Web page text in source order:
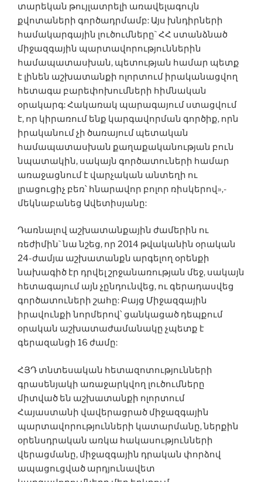
տարեկան թույլատրելի առավելագույն
քվոտաների գործադրմամբ: Այս խնդիրների
համակարգային լուծում­ները` ՀՀ ստանձնած
միջազգային պարտավորություններին
համապատասխան, պետության համար պետք
է լինեն աշխատանքի ոլորտում իրականացվող
հետագա բարեփոխում­ների հիմնական
օրակարգ: Հակառակ պարագայում ստացվում
է, որ կիրառում ենք կարգավորման գործիք, որն
իրականում չի ծառայում պետական
համապատասխան քաղաքականության բուն
նպատակին, սակայն գործատուների համար
առաջացնում է վարչական անտեղի ու
լրացուցիչ բեռ՝ հնարավոր բոլոր ռիսկերով»,-
մեկնաբանեց Ավետիսյանը:
Դառնալով աշխատանքային ժամերին ու
ռեժիմին` նա նշեց, որ 2014 թվականին օրական
24-ժամյա աշխատանքն արգելող օրենքի
նախագիծ էր դրվել շրջանառության մեջ, սակայն
հետագայում այն չընդունվեց, ու գերադասվեց
գործատուների շահը: Բայց Միջազգային
իրավունքի նորմերով՝ ցանկացած դեպքում
օրական աշխատաժամանակը չպետք է
գերազանցի 16 ժամը:
ՀՅԴ տնտեսական հետազոտությունների
գրասենյակի առաջարկվող լուծումները
միտված են աշխատանքի ոլորտում
Հայաստանի վավերացրած միջազգային
պարտավորությունների կատարմանը, ներքին
օրենսդրական առկա հակասությունների
վերացմանը, միջազգային դրական փորձով
ապացուցված արդյունավետ